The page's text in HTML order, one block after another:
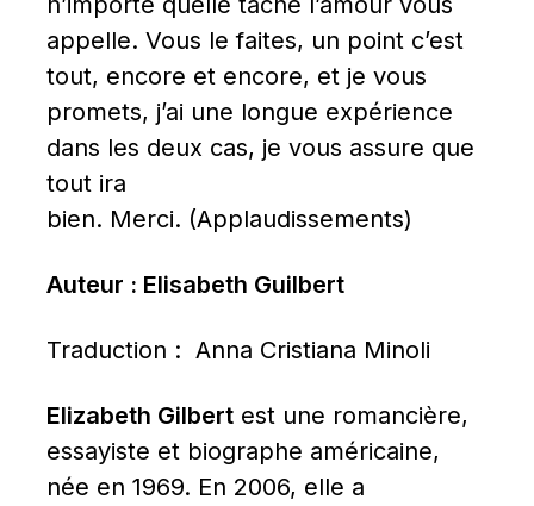
appelle. Vous le faites, un point c’est
tout, encore et encore, et je vous
promets, j’ai une longue expérience
dans les deux cas, je vous assure que
tout ira
bien. Merci. (Applaudissements)
Auteur : Elisabeth Guilbert
Traduction :  Anna Cristiana Minoli
Elizabeth Gilbert est une romancière,
essayiste et biographe américaine,
née en 1969. En 2006, elle a